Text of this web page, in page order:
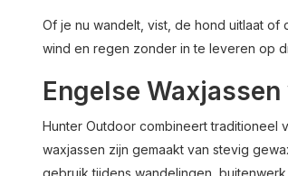
Of je nu wandelt, vist, de hond uitlaat
wind en regen zonder in te leveren op
Engelse
Hunter Outdoor combineert traditioneel
waxjassen zijn gemaakt van stevig
gebruik tijdens wandelingen,